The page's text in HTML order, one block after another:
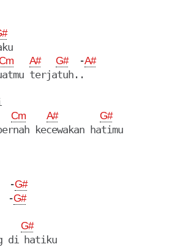
A# G#
  -
A#
terjatuh..
Cm A# G#
kecewakan hatimu
-
G#
-
G#
G#
di hatiku